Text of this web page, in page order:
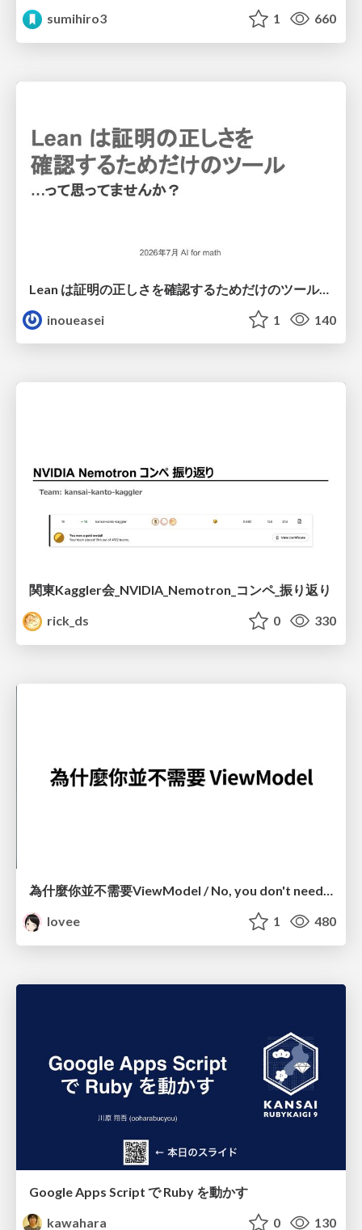
sumihiro3
1 660
Lean は証明の正しさを確認するためだけのツールって思ってませんか？
inoueasei
1 140
関東Kaggler会_NVIDIA_Nemotron_コンペ_振り返り
rick_ds
0 330
為什麼你並不需要ViewModel / No, you don't need a ViewModel
lovee
1 480
Google Apps Script で Ruby を動かす
kawahara
0 130